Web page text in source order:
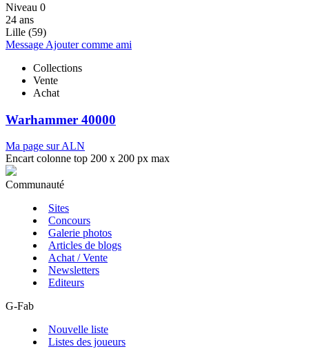
Niveau 0
24 ans
Lille (59)
Message Ajouter comme ami
Collections
Vente
Achat
Warhammer 40000
Ma page sur ALN
Encart colonne top 200 x 200 px max
Communauté
Sites
Concours
Galerie photos
Articles de blogs
Achat / Vente
Newsletters
Editeurs
G-Fab
Nouvelle liste
Listes des joueurs